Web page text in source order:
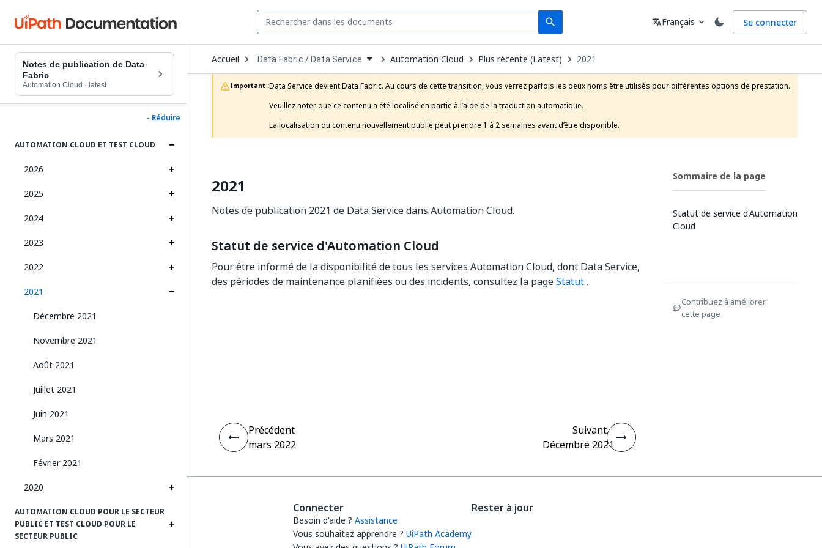
search
Search Langue
translateFrançais expand_more Se connecter
Notes de publication de Data
Fabric
Automation Cloud · latest
- Réduire
AUTOMATION CLOUD ET TEST CLOUD
2026
2025
2024
2023
2022
2021
Décembre 2021
Novembre 2021
Août 2021
Juillet 2021
Juin 2021
Mars 2021
Février 2021
2020
AUTOMATION CLOUD POUR LE SECTEUR
PUBLIC ET TEST CLOUD POUR LE
SECTEUR PUBLIC
Accueil Open
Dropdown
to
choose
product
Data Fabric / Data Service Automation Cloud Plus récente (Latest) 2021
Important :Data Service devient Data Fabric. Au cours de cette transition, vous verrez parfois les deux noms être utilisés pour différentes options de prestation.
Veuillez noter que ce contenu a été localisé en partie à l’aide de la traduction automatique.
La localisation du contenu nouvellement publié peut prendre 1 à 2 semaines avant d’être disponible.
2021
Notes de publication 2021 de Data Service dans Automation Cloud.
Statut de service d'Automation Cloud
Pour être informé de la disponibilité de tous les services Automation Cloud, dont Data Service,
des périodes de maintenance planifiées ou des incidents, consultez la pageStatut.
Sommaire de la page
Statut de service d'Automation
Cloud
Contribuez à améliorer
cette page
Précédent
mars 2022
Suivant
Décembre 2021
Connecter
Besoin d'aide ? Assistance
Vous souhaitez apprendre ? UiPath Academy
Rester à jour